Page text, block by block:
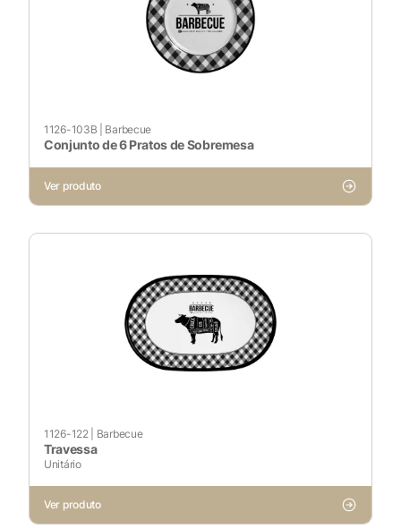
1126-103B Barbecue
Conjunto de 6 Pratos de Sobremesa
Ver produto
1126-122| Barbecue
Travessa
Unitário
Ver produto